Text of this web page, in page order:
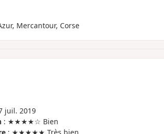
Mercantour, Corse
juil. 2019
: ★★★★☆ Bien